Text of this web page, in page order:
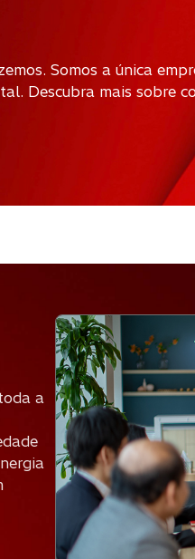
Somos a única
Descubra mais sobre
a